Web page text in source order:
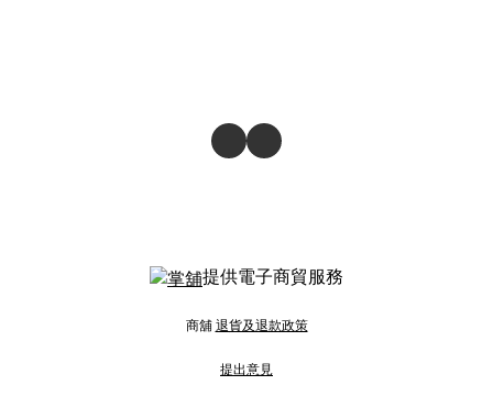
提供電子商貿服務
商舖 退貨及退款政策
提出意見